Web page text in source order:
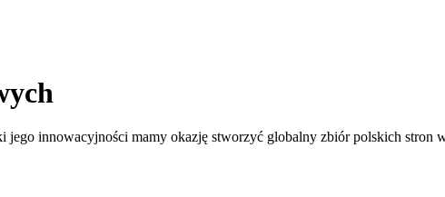
innowacyjności mamy okazję stworzyć globalny zbiór polskich stron